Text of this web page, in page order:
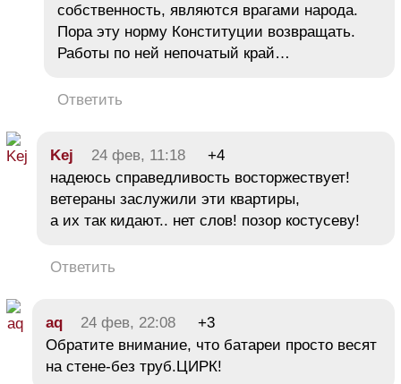
собственность, являются врагами народа.
Пора эту норму Конституции возвращать.
Работы по ней непочатый край…
Ответить
Kej 24 фев, 11:18
+4
надеюсь справедливость восторжествует!
ветераны заслужили эти квартиры,
а их так кидают.. нет слов! позор костусеву!
Ответить
aq 24 фев, 22:08
+3
Обратите внимание, что батареи просто весят
на стене-без труб.ЦИРК!